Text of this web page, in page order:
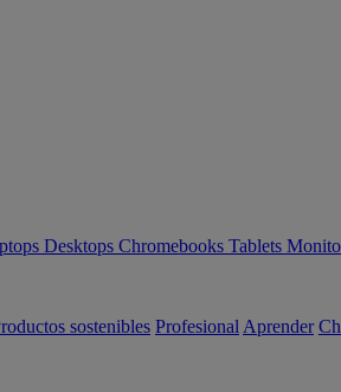
Desktops Chromebooks Tablets
sostenibles Profesional Aprender